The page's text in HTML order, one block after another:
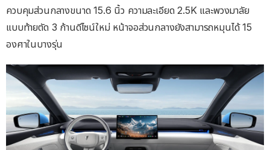
ควบคุมส่วนกลางขนาด 15.6 นิ้ว ความละเอียด 2.5K และพวงมาลัย
แบบท้ายตัด 3 ก้านดีไซน์ใหม่ หน้าจอส่วนกลางยังสามารถหมุนได้ 15
องศาในบางรุ่น